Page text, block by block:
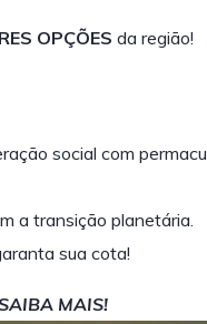
OPÇÕES da região!
social com
a transição planetária.
sua cota!
MAIS!